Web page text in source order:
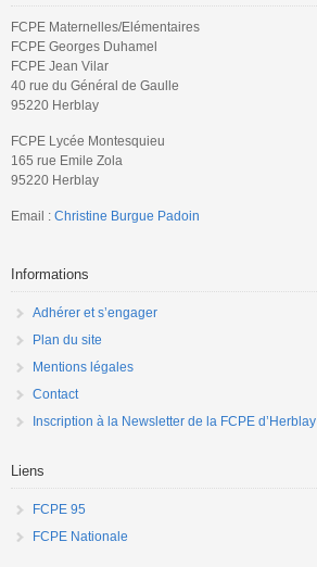
FCPE Maternelles/Elémentaires
FCPE Georges Duhamel
FCPE Jean Vilar
40 rue du Général de Gaulle
95220 Herblay
FCPE Lycée Montesquieu
165 rue Emile Zola
95220 Herblay
Email : Christine Burgue Padoin
Informations
Adhérer et s’engager
Plan du site
Mentions légales
Contact
Inscription à la Newsletter de la FCPE d’Herblay
Liens
FCPE 95
FCPE Nationale